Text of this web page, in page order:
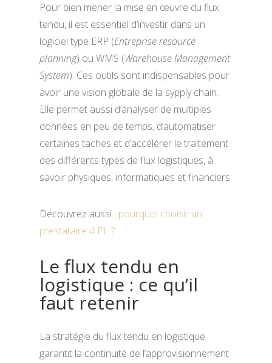
Pour bien mener la mise en œuvre du flux
tendu, il est essentiel d’investir dans un
logiciel type ERP (Entreprise resource
planning) ou WMS (Warehouse Management
System). Ces outils sont indispensables pour
avoir une vision globale de la sypply chain.
Elle permet aussi d’analyser de multiples
données en peu de temps, d’automatiser
certaines taches et d’accélérer le traitement
des différents types de flux logistiques, à
savoir physiques, informatiques et financiers.
Découvrez aussi : pourquoi choisir un
prestataire 4 PL ?
Le flux tendu en
logistique : ce qu’il
faut retenir
La stratégie du flux tendu en logistique
garantit la continuité de l’approvisionnement